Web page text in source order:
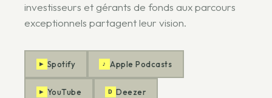
investisseurs et gérants de fonds aux parcours
exceptionnels partagent leur vision.
▶ Spotify ♪ Apple Podcasts
▶ YouTube D Deezer